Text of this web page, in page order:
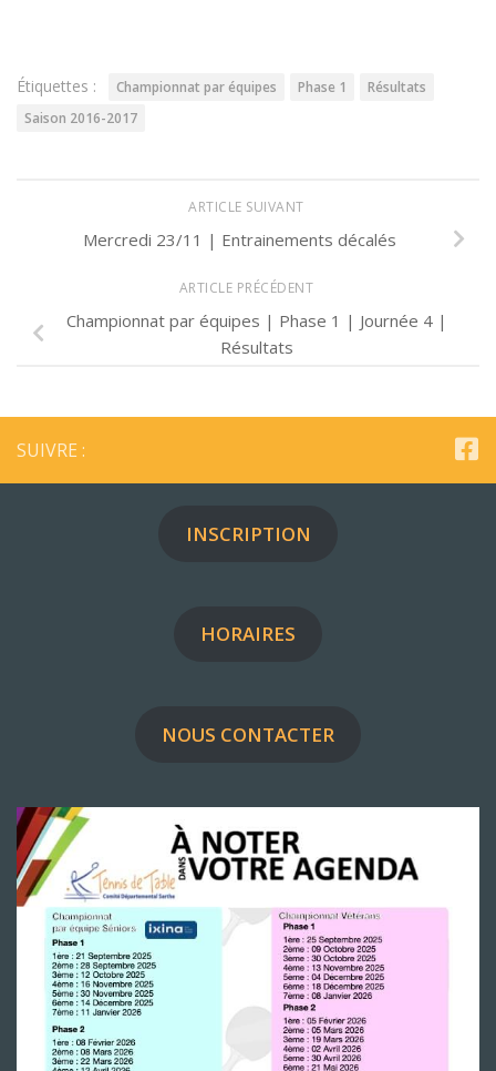
Étiquettes : Championnat par équipes Phase 1
Résultats
Saison 2016-2017
ARTICLE SUIVANT
Mercredi 23/11 | Entrainements décalés
ARTICLE PRÉCÉDENT
Championnat par équipes | Phase 1 | Journée 4 |
Résultats
SUIVRE :
INSCRIPTION
HORAIRES
NOUS CONTACTER